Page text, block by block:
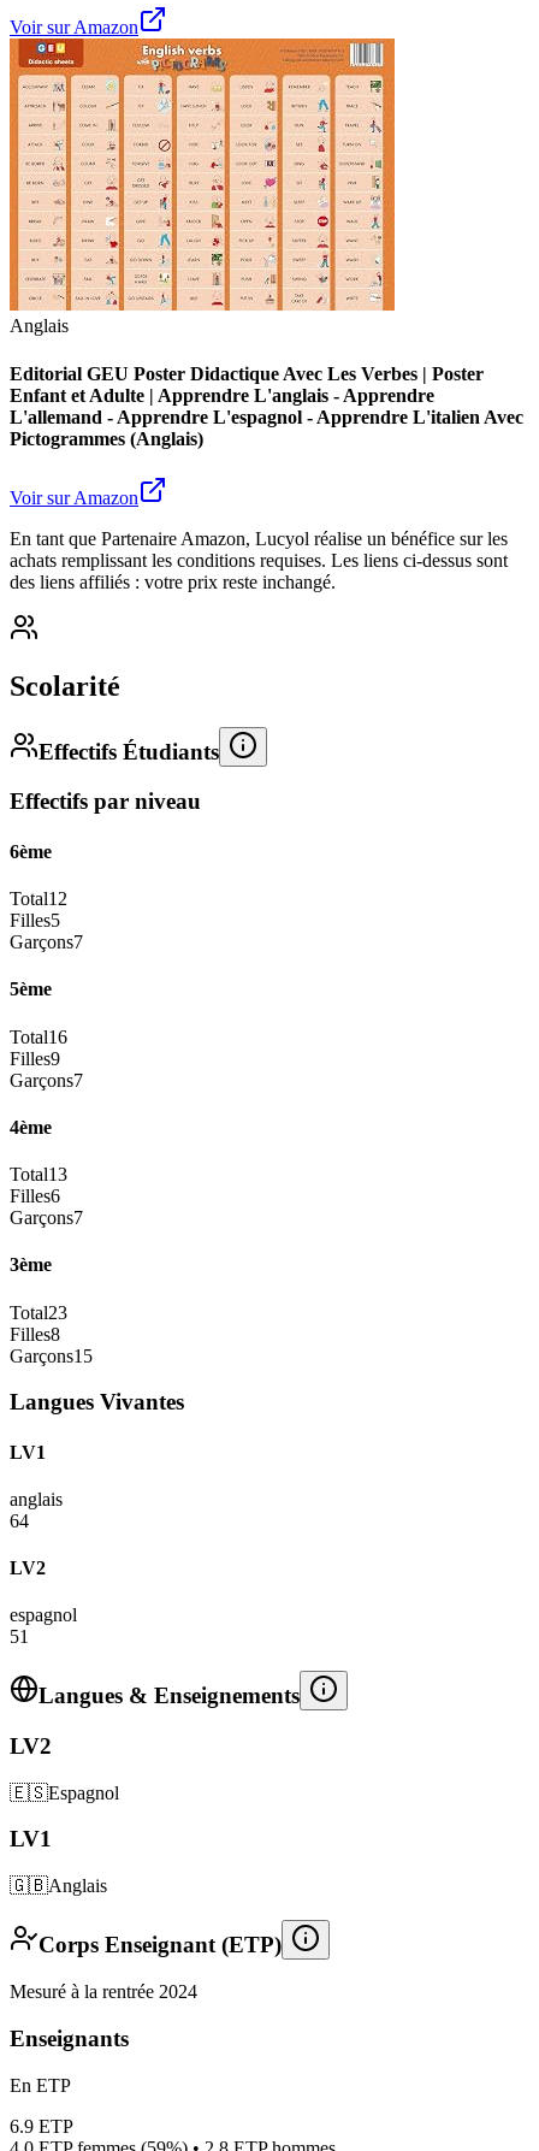
Voir sur Amazon
Anglais
Editorial GEU Poster Didactique Avec Les Verbes | Poster
Enfant et Adulte | Apprendre L'anglais - Apprendre
L'allemand - Apprendre L'espagnol - Apprendre L'italien Avec
Pictogrammes (Anglais)
Voir sur Amazon
En tant que Partenaire Amazon, Lucyol réalise un bénéfice sur les
achats remplissant les conditions requises. Les liens ci-dessus sont
des liens affiliés : votre prix reste inchangé.
Scolarité
Effectifs Étudiants
Effectifs par niveau
6ème
Total12
Filles5
Garçons7
5ème
Total16
Filles9
Garçons7
4ème
Total13
Filles6
Garçons7
3ème
Total23
Filles8
Garçons15
Langues Vivantes
LV1
anglais
64
LV2
espagnol
51
Langues & Enseignements
LV2
🇪🇸Espagnol
LV1
🇬🇧Anglais
Corps Enseignant (ETP)
Mesuré à la rentrée 2024
Enseignants
En ETP
6.9 ETP